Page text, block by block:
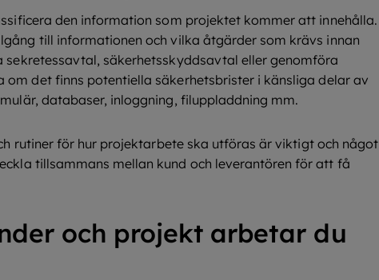
den information som projektet kommer att innehålla.
till informationen och vilka åtgärder som krävs innan
sekretessavtal, säkerhetsskyddsavtal eller genomföra
om det finns potentiella säkerhetsbrister i känsliga delar av
databaser, inloggning, filuppladdning mm.
rutiner för hur projektarbete ska utföras är viktigt och något
tillsammans mellan kund och leverantören för att få
och projekt arbetar du